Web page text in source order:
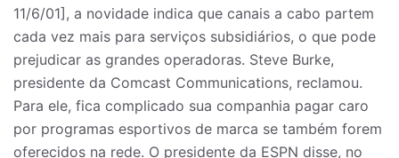
11/6/01], a novidade indica que canais a cabo partem
cada vez mais para serviços subsidiários, o que pode
prejudicar as grandes operadoras. Steve Burke,
presidente da Comcast Communications, reclamou.
Para ele, fica complicado sua companhia pagar caro
por programas esportivos de marca se também forem
oferecidos na rede. O presidente da ESPN disse, no